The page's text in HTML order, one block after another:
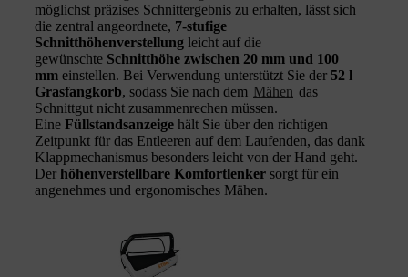
möglichst präzises Schnittergebnis zu erhalten, lässt sich
die zentral angeordnete, 7-stufige
Schnitthöhenverstellung leicht auf die
gewünschte Schnitthöhe zwischen 20 mm und 100
mm einstellen. Bei Verwendung unterstützt Sie der 52 l
Grasfangkorb, sodass Sie nach dem Mähen das
Schnittgut nicht zusammenrechen müssen.
Eine Füllstandsanzeige hält Sie über den richtigen
Zeitpunkt für das Entleeren auf dem Laufenden, das dank
Klappmechanismus besonders leicht von der Hand geht.
Der höhenverstellbare Komfortlenker sorgt für ein
angenehmes und ergonomisches Mähen.